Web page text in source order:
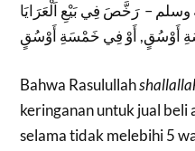
وسلم – رَخَّصَ فِي بَيْعِ اَلْعَرَايَا
أَوْسُقٍ, أَوْ فِي خَمْسَةِ أَوْسُقٍ
Bahwa Rasulullah
keringanan untuk jual
selama tidak melebihi 5